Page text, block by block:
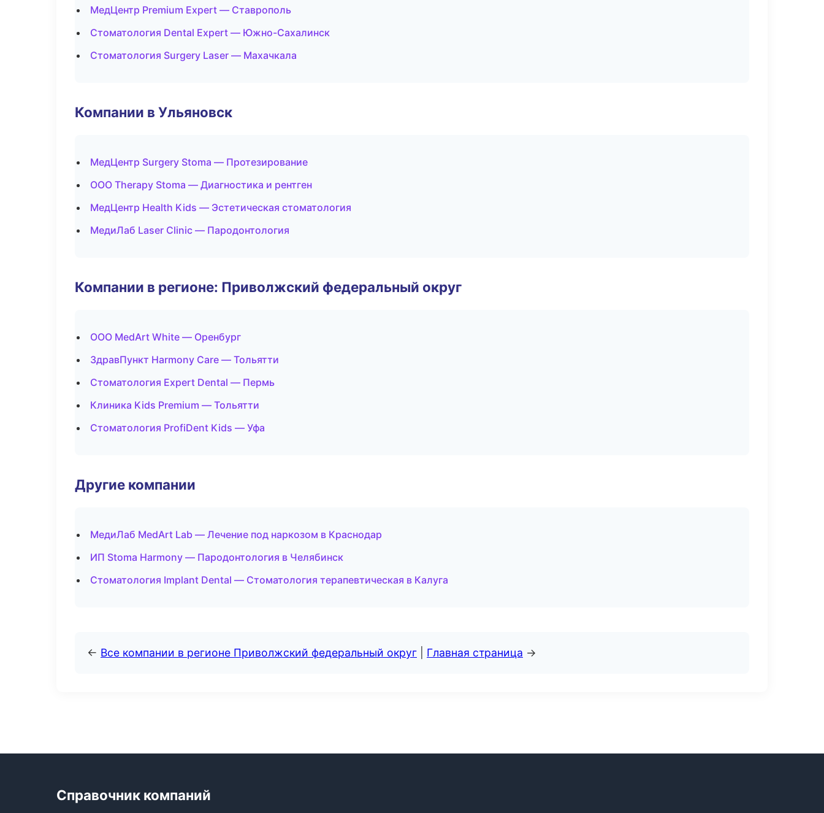
МедЦентр Premium Expert — Ставрополь
Стоматология Dental Expert — Южно-Сахалинск
Стоматология Surgery Laser — Махачкала
Компании в Ульяновск
МедЦентр Surgery Stoma — Протезирование
ООО Therapy Stoma — Диагностика и рентген
МедЦентр Health Kids — Эстетическая стоматология
МедиЛаб Laser Clinic — Пародонтология
Компании в регионе: Приволжский федеральный округ
ООО MedArt White — Оренбург
ЗдравПункт Harmony Care — Тольятти
Стоматология Expert Dental — Пермь
Клиника Kids Premium — Тольятти
Стоматология ProfiDent Kids — Уфа
Другие компании
МедиЛаб MedArt Lab — Лечение под наркозом в Краснодар
ИП Stoma Harmony — Пародонтология в Челябинск
Стоматология Implant Dental — Стоматология терапевтическая в Калуга
← Все компании в регионе Приволжский федеральный округ Главная страница →
Справочник компаний